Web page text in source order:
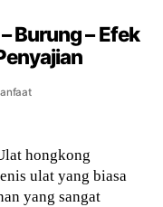
Burung – Efek
hongkong
ulat yang biasa
yang sangat